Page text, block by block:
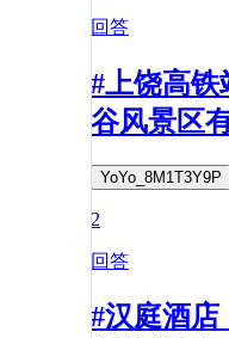
回答
#上饶高铁
谷风景区
YoYo_8M1T3Y9P
2
回答
#汉庭酒